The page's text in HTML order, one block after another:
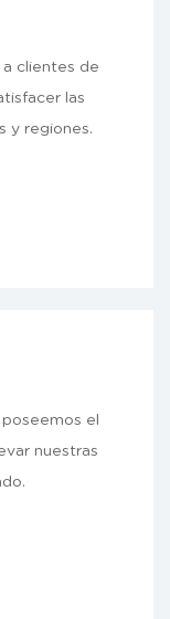
a clientes de
las
y regiones.
el
nuestras